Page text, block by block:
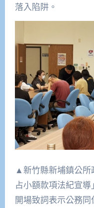
落入陷阱。
▲新竹縣新埔鎮公所
占小額款項法紀宣
開場致詞表示公務